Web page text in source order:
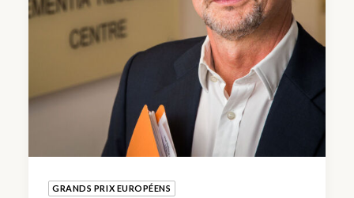
GRANDS PRIX EUROPÉENS